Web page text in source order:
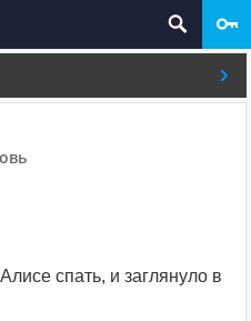
спать, и заглянуло в